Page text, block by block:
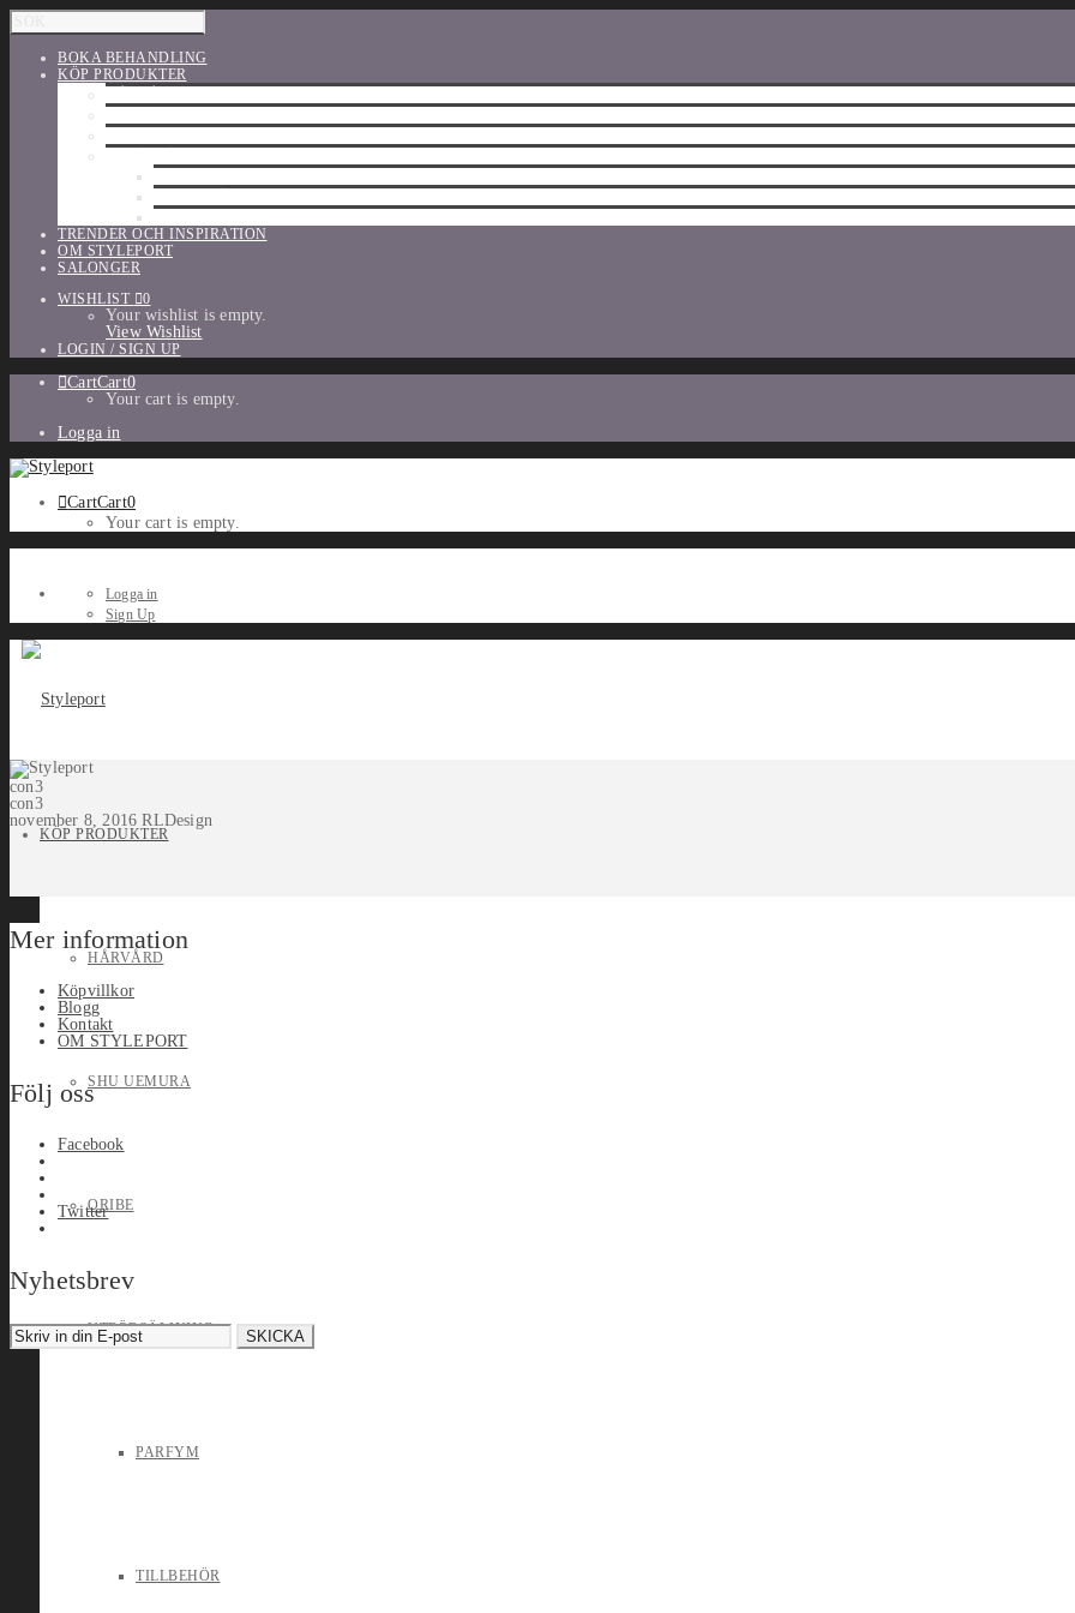
BOKA BEHANDLING
KÖP PRODUKTER
TRENDER OCH INSPIRATION
OM STYLEPORT
SALONGER
WISHLIST
0
Your wishlist is empty.
View Wishlist
LOGIN / SIGN UP
CartCart0
Your cart is empty.
Logga in
CartCart0
Your cart is empty.
Logga in
Sign Up
KÖP PRODUKTER
HÅRVÅRD
SHU UEMURA
ORIBE
UTFÖRSÄLJNING
PARFYM
TILLBEHÖR
con3
con3
november 8, 2016 RLDesign
Mer information
Köpvillkor
Blogg
Kontakt
OM STYLEPORT
Följ oss
Facebook
Twitter
Nyhetsbrev